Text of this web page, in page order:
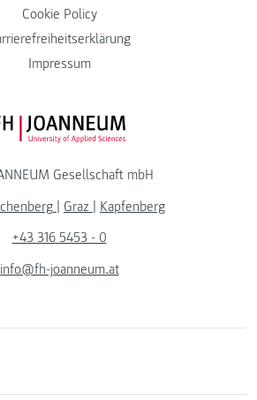
Cookie Policy
Impressum
FH JOANNEUM Logo
Gesellschaft mbH
| Graz | Kapfenberg
+43 316 5453 - 0
info@fh-joanneum.at